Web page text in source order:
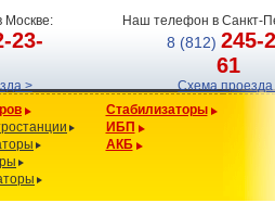
Москве:
23-
>
Наш телефон в Санкт-
8 (812) 245-
61
Схема проезда
Стабилизаторы
ИБП
АКБ